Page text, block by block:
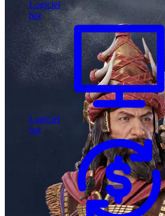
Logiciel
hot
Logiciel
hot